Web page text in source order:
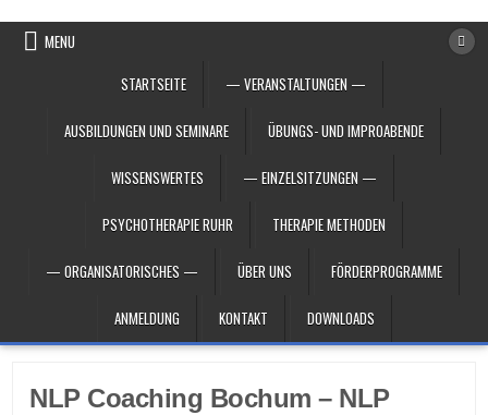
MENU
STARTSEITE
— VERANSTALTUNGEN —
AUSBILDUNGEN UND SEMINARE ÜBUNGS- UND IMPROABENDE
WISSENSWERTES — EINZELSITZUNGEN —
PSYCHOTHERAPIE RUHR THERAPIE METHODEN
— ORGANISATORISCHES — ÜBER UNS FÖRDERPROGRAMME
ANMELDUNG KONTAKT DOWNLOADS
NLP Coaching Bochum – NLP